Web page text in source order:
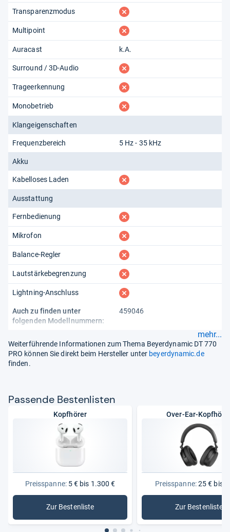
Transparenzmodus fehlt
Multipoint fehlt
Auracast k.A.
Surround / 3D-Audio fehlt
Trageerkennung fehlt
Monobetrieb fehlt
Klangeigenschaften
Frequenzbereich 5 Hz - 35 kHz
Akku
Kabelloses Laden fehlt
Ausstattung
Fernbedienung fehlt
Mikrofon fehlt
Balance-Regler fehlt
Lautstärkebegrenzung fehlt
Lightning-Anschluss fehlt
Auch zu finden unter
folgenden Modellnummern:
459046
mehr...
Weiterführende Informationen zum Thema Beyerdynamic DT 770
PRO können Sie direkt beim Hersteller unter beyerdynamic.de
finden.
Pas­sende Bes­ten­lis­ten
Kopfhörer
Preisspanne:5 € bis 1.300 €
Zur Bestenliste
: Kopfhörer
Over-Ear-
Preisspanne:25 € bis
Zur Bestenliste
: Over-